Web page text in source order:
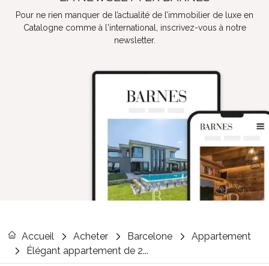
Pour ne rien manquer de l’actualité de l’immobilier de luxe en
Catalogne comme à l'international, inscrivez-vous à notre
newsletter.
Accueil Acheter Barcelone
Appartement
Élégant appartement de 2...